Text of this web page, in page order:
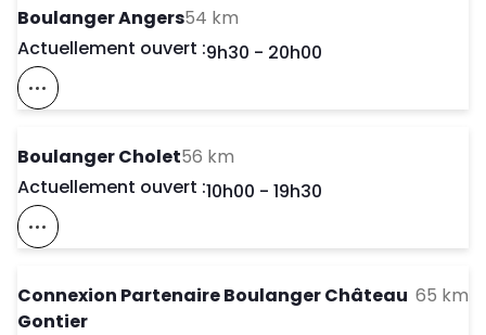
Boulanger Angers54 km
Actuellement ouvert :Day of the Week
9h30 - 20h00
Voir Ce Magasin Sur La Carte
Boulanger Cholet56 km
Actuellement ouvert :Day of the Week
10h00 - 19h30
Voir Ce Magasin Sur La Carte
Connexion Partenaire Boulanger Château
Gontier
65 km